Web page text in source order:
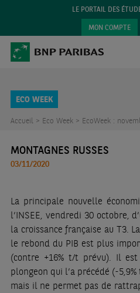
LE PORTAIL DES
MON COMPTE
ECO WEEK
Accueil > Eco Week > EcoWeek :
MONTAGNES RUSSES
03/11/2020
La principale nouvelle
l’INSEE, vendredi 30 octobre,
la croissance française au T3.
le rebond du PIB est plus
(contre +16% t/t prévu). Il
plongeon qui l’a précédé (-
mais il ne permet pas de